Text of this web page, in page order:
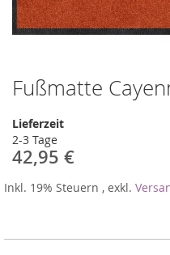
Fußmatte
Lieferzeit
2-3 Tage
42,95 €
Inkl. 19% Steuern , exkl.
Zum
Anfang
der
Bildergalerie
springen